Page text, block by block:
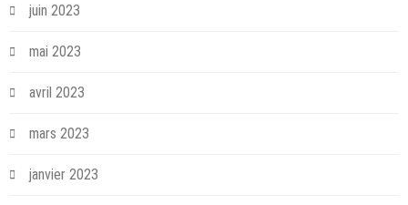
juin 2023
mai 2023
avril 2023
mars 2023
janvier 2023